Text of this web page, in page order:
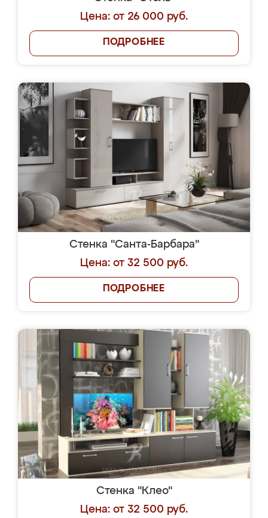
Цена: от 26 000 руб.
ПОДРОБНЕЕ
Стенка "Санта-Барбара"
Цена: от 32 500 руб.
ПОДРОБНЕЕ
Стенка "Клео"
Цена: от 32 500 руб.